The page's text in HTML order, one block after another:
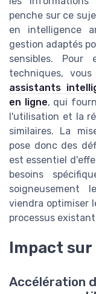
penche sur ce
en intelligence
gestion adaptés
sensibles.
techniques,
assistants
en ligne, qui
l'utilisation et la
similaires. La
pose donc des
est essentiel
besoins
soigneusement
viendra optimiser
processus
Impact
Accélération